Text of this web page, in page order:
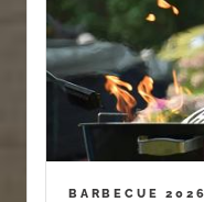
BARBECUE 2026